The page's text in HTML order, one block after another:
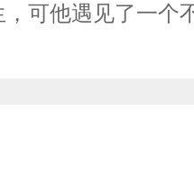
可他遇见了一个